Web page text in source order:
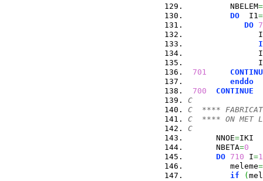
         NBELEM
=
DO
  I1
=
DO
701
enddo
700
CONTINUE
C
C  ****
C  **** ON MET
C
      NNOE
=IKI
      NBETA
=0
DO 710 I=1
         meleme
=
if
(